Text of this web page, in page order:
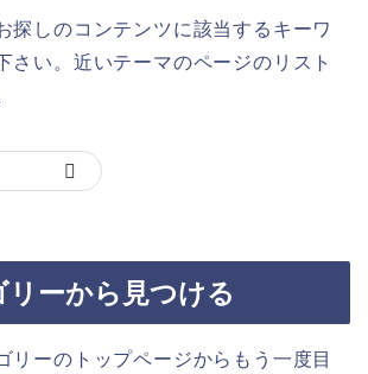
探しのコンテンツに該当するキーワ
さい。近いテーマのページのリスト
リーから見つける
リーのトップページからもう一度目